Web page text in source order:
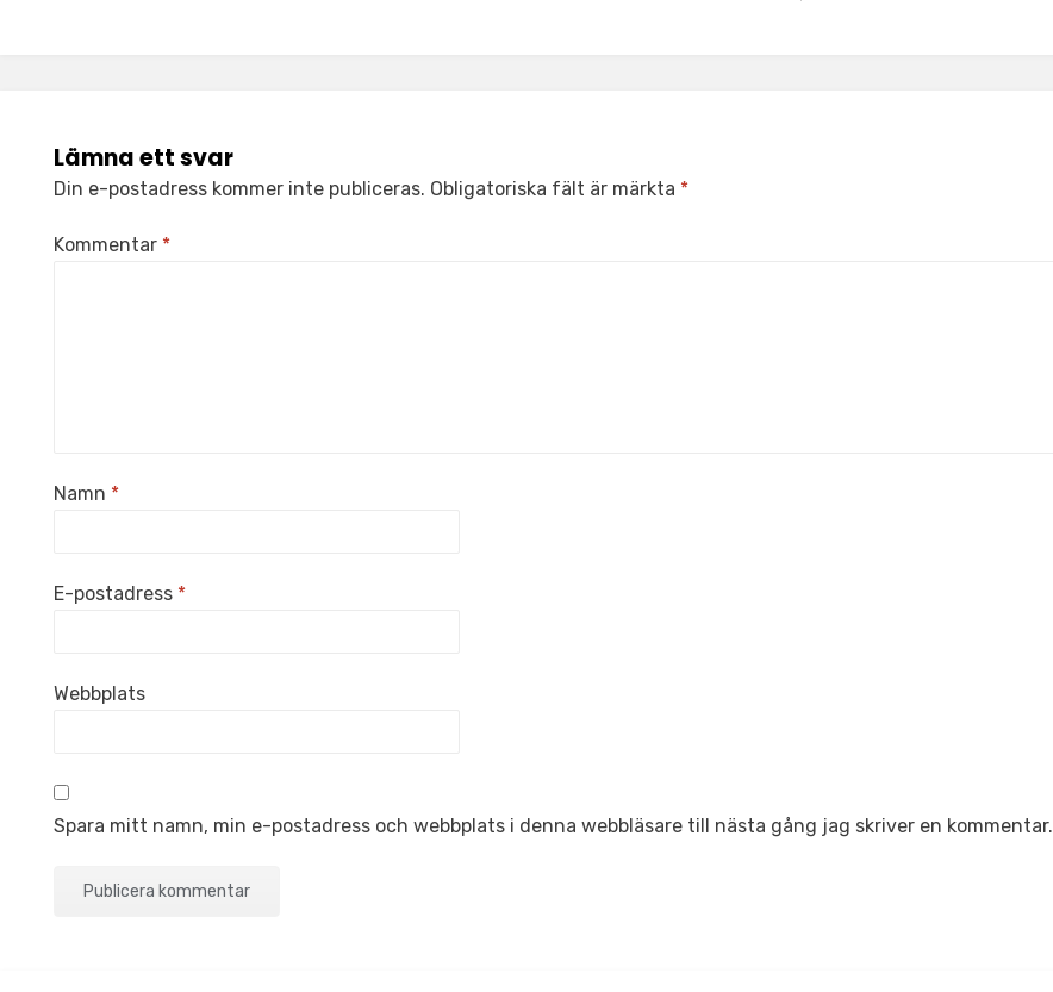
Lämna ett svar
Din e-postadress kommer inte publiceras. Obligatoriska fält är märkta *
Kommentar *
Namn *
E-postadress *
Webbplats
Spara mitt namn, min e-postadress och webbplats i denna webbläsare till nästa gång jag skriver en kommentar.